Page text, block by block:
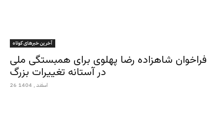
آخرین خبرهای کوتاه
فراخوان شاهزاده رضا پهلوی برای همبستگی ملی
در آستانه تغییرات بزرگ
26 اسفند , 1404